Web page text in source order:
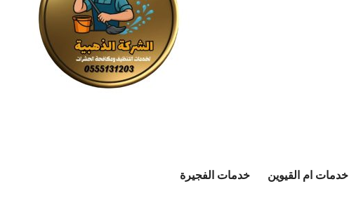
خدمات ام القيوين خدمات الفجيرة